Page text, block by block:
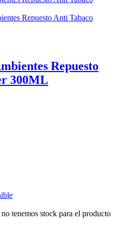
Repuesto
300ML
tenemos stock para el producto